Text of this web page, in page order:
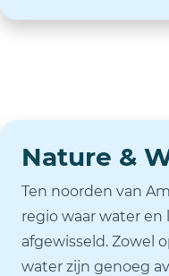
Nature &
Ten noorden van
regio waar water
afgewisseld. Zowel
water zijn genoeg